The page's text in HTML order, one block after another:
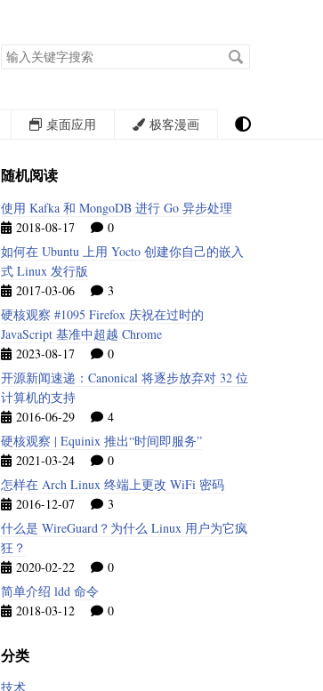
搜
索
桌面应用 极客漫画
随机阅读
使用 Kafka 和 MongoDB 进行 Go 异步处理
2018-08-17
0
如何在 Ubuntu 上用 Yocto 创建你自己的嵌入
式 Linux 发行版
2017-03-06
3
硬核观察 #1095 Firefox 庆祝在过时的
JavaScript 基准中超越 Chrome
2023-08-17
0
开源新闻速递：Canonical 将逐步放弃对 32 位
计算机的支持
2016-06-29
4
硬核观察 | Equinix 推出“时间即服务”
2021-03-24
0
怎样在 Arch Linux 终端上更改 WiFi 密码
2016-12-07
3
什么是 WireGuard？为什么 Linux 用户为它疯
狂？
2020-02-22
0
简单介绍 ldd 命令
2018-03-12
0
分类
技术